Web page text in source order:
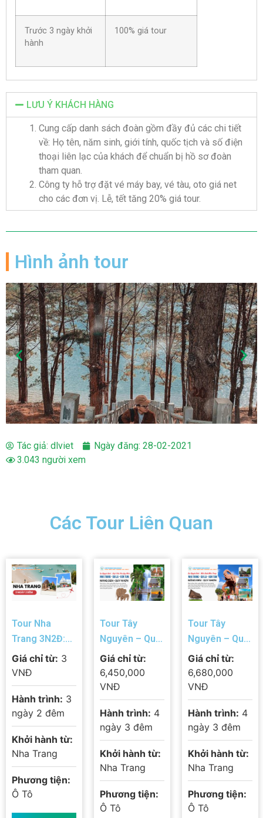
Trước 3 ngày khởi
hành
100% giá tour
LƯU Ý KHÁCH HÀNG
Cung cấp danh sách đoàn gồm đầy đủ các chi tiết
về: Họ tên, năm sinh, giới tính, quốc tịch và số điện
thoại liên lạc của khách để chuẩn bị hồ sơ đoàn
tham quan.
Công ty hỗ trợ đặt vé máy bay, vé tàu, oto giá net
cho các đơn vị. Lễ, tết tăng 20% giá tour.
Hình ảnh tour
Tác giả: dlviet Ngày đăng: 28-02-2021
3.043 người xem
Các Tour Liên Quan
Tour Nha
Trang 3N2Đ:
Biển Vàng Cát
Trắng – Tắm
Bùn Khoáng &
Đi Đảo Trọn
Gói 2026
Giá chỉ từ: 3
VNĐ
Hành trình: 3
ngày 2 đêm
Khởi hành từ:
Nha Trang
Phương tiện:
Ô Tô
Tour Tây
Nguyên – Quy
Nhơn 4N3Đ:
Nha Trang –
Gia Lai – Kon
Tum – Măng
Đen – Biển
Xanh Miền
Giá chỉ từ:
6,450,000
VNĐ
Hành trình: 4
ngày 3 đêm
Khởi hành từ:
Nha Trang
Phương tiện:
Ô Tô
Tour Tây
Nguyên – Quy
Nhơn 4N3Đ:
Nha Trang –
Gia Lai – Kon
Tum – Măng
Đen – Eo Gió –
Kỳ Co
Giá chỉ từ:
6,680,000
VNĐ
Hành trình: 4
ngày 3 đêm
Khởi hành từ:
Nha Trang
Phương tiện:
Ô Tô